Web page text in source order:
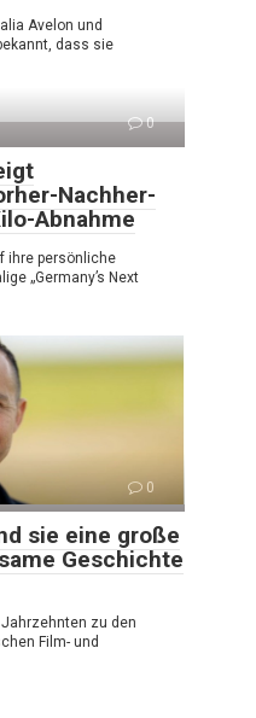
Avelon und
dass sie
0
Nachher-
Abnahme
ihre persönliche
„Germany’s Next
0
sie eine große
Geschichte
zu den
Film- und